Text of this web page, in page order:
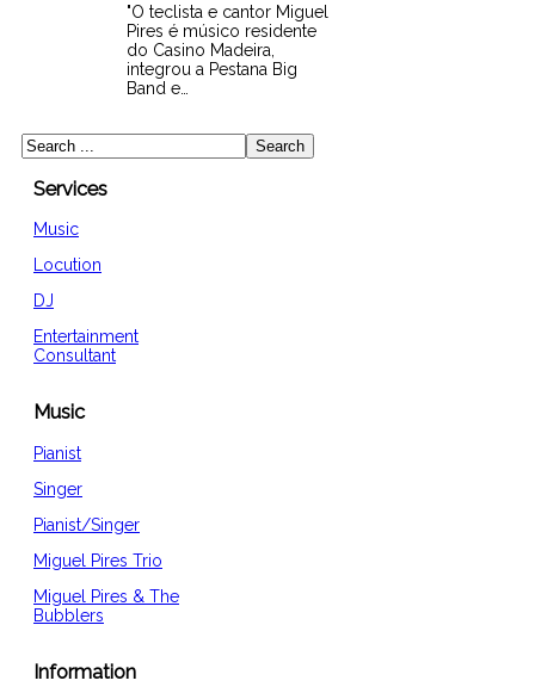
"O teclista e cantor Miguel
Pires é músico residente
do Casino Madeira,
integrou a Pestana Big
Band e…
Services
Music
Locution
DJ
Entertainment
Consultant
Music
Pianist
Singer
Pianist/Singer
Miguel Pires Trio
Miguel Pires & The
Bubblers
Information